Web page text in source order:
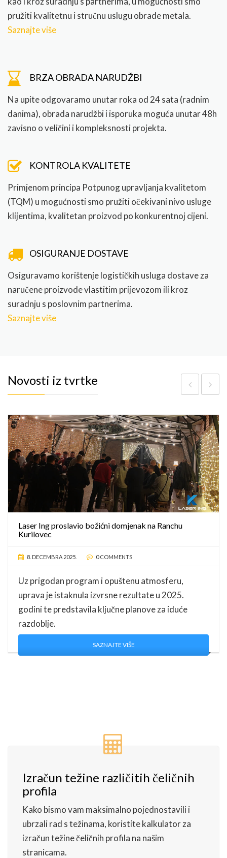
pružiti kvalitetnu i stručnu uslugu obrade metala.
Saznajte više
BRZA OBRADA NARUDŽBI
Na upite odgovaramo unutar roka od 24 sata (radnim
danima), obrada narudžbi i isporuka moguća unutar 48h
zavisno o veličini i kompleksnosti projekta.
KONTROLA KVALITETE
Primjenom principa Potpunog upravljanja kvalitetom
(TQM) u mogućnosti smo pružiti očekivani nivo usluge
klijentima, kvalitetan proizvod po konkurentnoj cijeni.
OSIGURANJE DOSTAVE
Osiguravamo korištenje logističkih usluga dostave za
naručene proizvode vlastitim prijevozom ili kroz
suradnju s poslovnim partnerima.
Saznajte više
Novosti iz tvrtke
Laser Ing proslavio božićni domjenak na Ranchu
Kurilovec
8. DECEMBRA 2025. 0 COMMENTS
Uz prigodan program i opuštenu atmosferu,
uprava je istaknula izvrsne rezultate u 2025.
godini te predstavila ključne planove za iduće
razdoblje.
SAZNAJTE VIŠE
Izračun težine različitih čeličnih
profila
Kako bismo vam maksimalno pojednostavili i
ubrzali rad s težinama, koristite kalkulator za
izračun težine čeličnih profila na našim
stranicama.